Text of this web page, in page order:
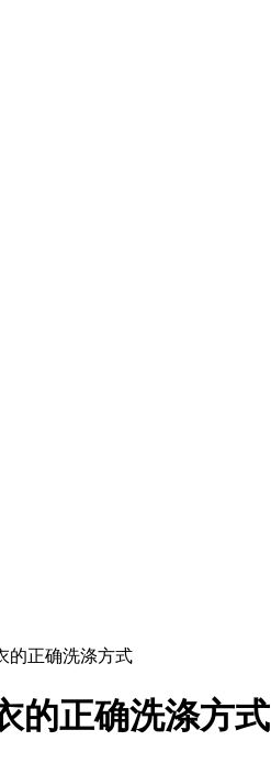
的正确洗涤方式
的正确洗涤方式